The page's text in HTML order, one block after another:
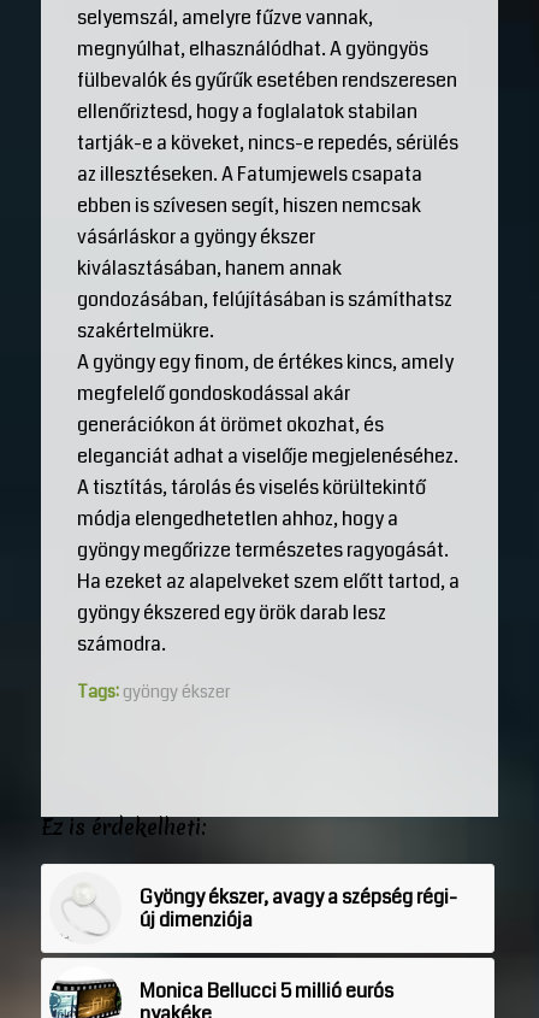
selyemszál, amelyre fűzve vannak,
megnyúlhat, elhasználódhat. A gyöngyös
fülbevalók és gyűrűk esetében rendszeresen
ellenőriztesd, hogy a foglalatok stabilan
tartják-e a köveket, nincs-e repedés, sérülés
az illesztéseken. A Fatumjewels csapata
ebben is szívesen segít, hiszen nemcsak
vásárláskor a gyöngy ékszer
kiválasztásában, hanem annak
gondozásában, felújításában is számíthatsz
szakértelmükre.
A gyöngy egy finom, de értékes kincs, amely
megfelelő gondoskodással akár
generációkon át örömet okozhat, és
eleganciát adhat a viselője megjelenéséhez.
A tisztítás, tárolás és viselés körültekintő
módja elengedhetetlen ahhoz, hogy a
gyöngy megőrizze természetes ragyogását.
Ha ezeket az alapelveket szem előtt tartod, a
gyöngy ékszered egy örök darab lesz
számodra.
Tags: gyöngy ékszer
Ez is érdekelheti:
Gyöngy ékszer, avagy a szépség régi-
új dimenziója
Monica Bellucci 5 millió eurós